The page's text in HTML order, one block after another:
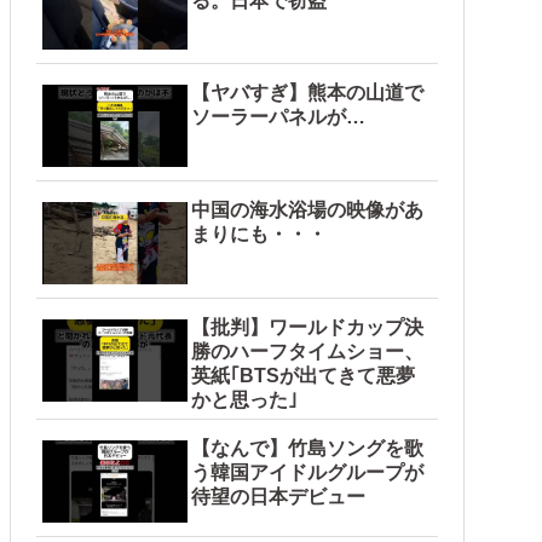
【ヤバすぎ】熊本の山道で
ソーラーパネルが…
中国の海水浴場の映像があ
まりにも・・・
【批判】ワールドカップ決
勝のハーフタイムショー、
英紙｢BTSが出てきて悪夢
かと思った｣
【なんで】竹島ソングを歌
う韓国アイドルグループが
待望の日本デビュー